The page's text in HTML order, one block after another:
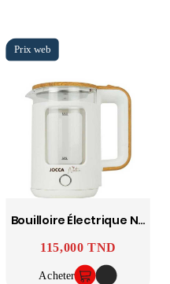
Bouilloire Électrique Nature 1500W 1.8 L Blanc JOCCA
Prix
115,000 TND
Acheter